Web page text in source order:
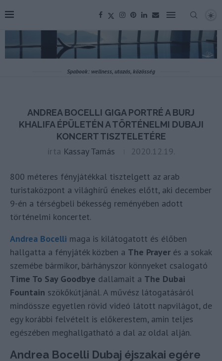
Spabook: wellness, utazás, közösség
ANDREA BOCELLI GIGA PORTRÉ A BURJ
KHALIFA ÉPÜLETÉN A TÖRTÉNELMI DUBAJI
KONCERT TISZTELETÉRE
írta Kassay Tamás 2020.12.19.
800 méteres fényjátékkal tisztelgett az arab
turistaközpont a világhírű énekes előtt, aki december
9-én a térségbeli békesség reményében adott
történelmi koncertet.
Andrea Bocelli maga is kilátogatott és élőben
hallgatta a fényjáték közben a The Prayer és a sokak
szemébe bármikor, bárhányszor könnyeket csalogató
Time To Say Goodbye dallamait a The Dubai
Fountain szökőkútjánál. A művész látogatásáról
mindössze egyetlen rövid videó látott napvilágot, de
egy korábbi felvételt is előkerestem, amin teljes
egészében meghallgatható a dal az oldal alján.
Andrea Bocelli Dubaj éjszakai egére